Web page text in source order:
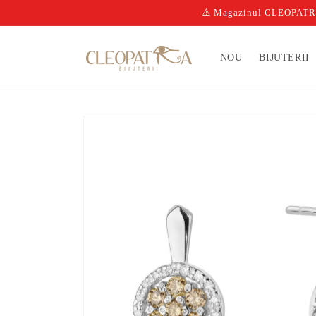
⚠️ Magazinul
NOU BIJUTERII